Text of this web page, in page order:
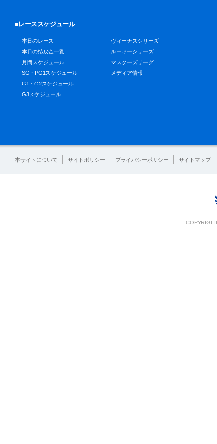
■レーススケジュール
本日のレース
本日の払戻金一覧
月間スケジュール
SG・PG1スケジュール
G1・G2スケジュール
G3スケジュール
ヴィーナスシリーズ
ルーキーシリーズ
マスターズリーグ
メディア情報
本サイトについて サイトポリシー プライバシーポリシー サイトマップ